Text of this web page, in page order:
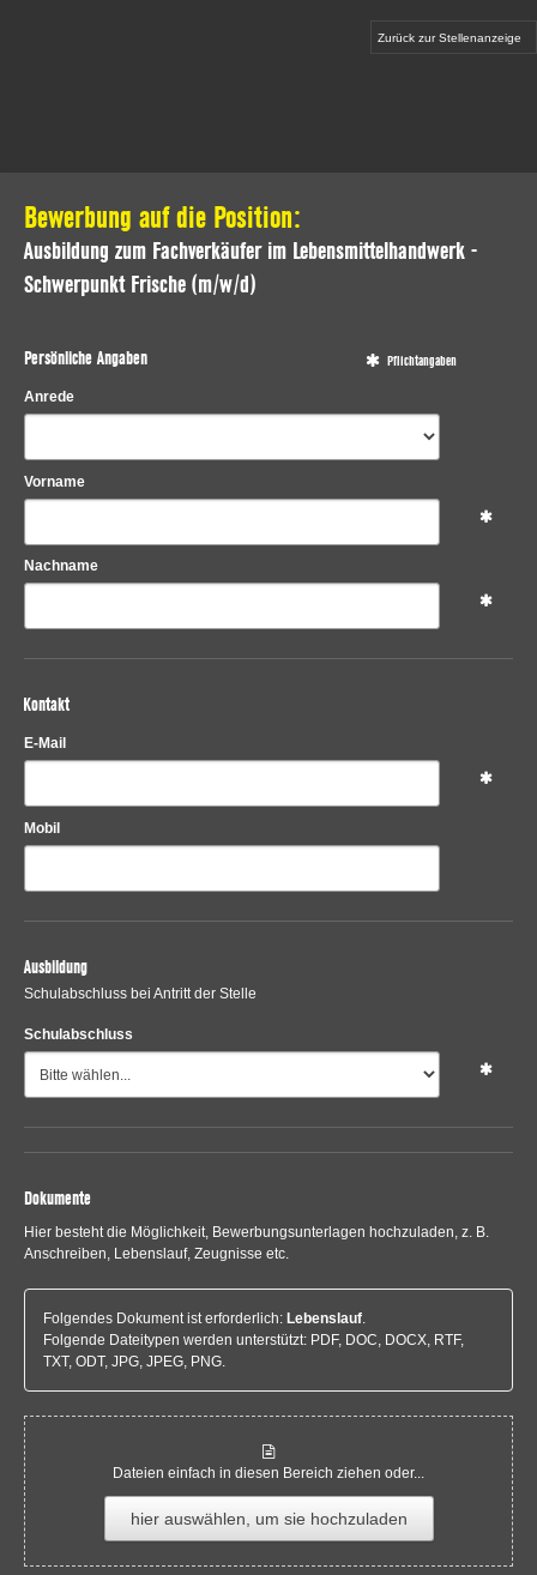
Zurück zur Stellenanzeige
Bewerbung auf die Position:
Ausbildung zum Fachverkäufer im Lebensmittelhandwerk -
Schwerpunkt Frische (m/w/d)
Persönliche Angaben Pflichtangaben
Anrede
Vorname
Nachname
Kontakt
E-Mail
Mobil
Ausbildung
Schulabschluss bei Antritt der Stelle
Schulabschluss
Dokumente
Hier besteht die Möglichkeit, Bewerbungsunterlagen hochzuladen, z. B.
Anschreiben, Lebenslauf, Zeugnisse etc.
Folgendes Dokument ist erforderlich: Lebenslauf.
Folgende Dateitypen werden unterstützt: PDF, DOC, DOCX, RTF,
TXT, ODT, JPG, JPEG, PNG.
Dateien einfach in diesen Bereich ziehen oder...
hier auswählen, um sie hochzuladen